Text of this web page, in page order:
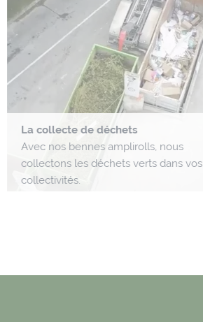
La collecte de déchets
Avec nos bennes amplirolls, nous
collectons les déchets verts dans vos
collectivités.